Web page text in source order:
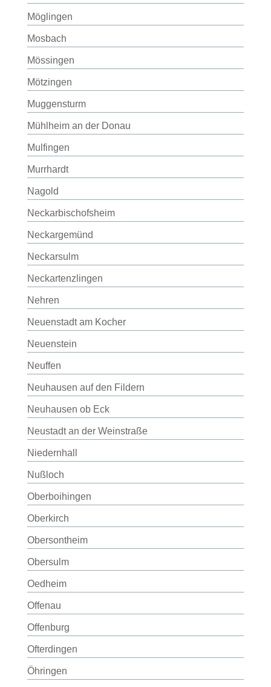
Möglingen
Mosbach
Mössingen
Mötzingen
Muggensturm
Mühlheim an der Donau
Mulfingen
Murrhardt
Nagold
Neckarbischofsheim
Neckargemünd
Neckarsulm
Neckartenzlingen
Nehren
Neuenstadt am Kocher
Neuenstein
Neuffen
Neuhausen auf den Fildern
Neuhausen ob Eck
Neustadt an der Weinstraße
Niedernhall
Nußloch
Oberboihingen
Oberkirch
Obersontheim
Obersulm
Oedheim
Offenau
Offenburg
Ofterdingen
Öhringen